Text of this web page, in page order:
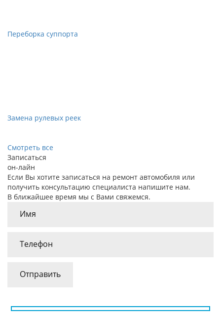
Переборка суппорта
Замена рулевых реек
Смотреть все
Записаться
он-лайн
Если Вы хотите записаться на ремонт автомобиля или
получить консультацию специалиста напишите нам.
В ближайшее время мы с Вами свяжемся.